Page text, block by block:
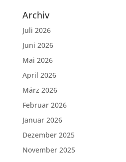
Archiv
Juli 2026
Juni 2026
Mai 2026
April 2026
März 2026
Februar 2026
Januar 2026
Dezember 2025
November 2025